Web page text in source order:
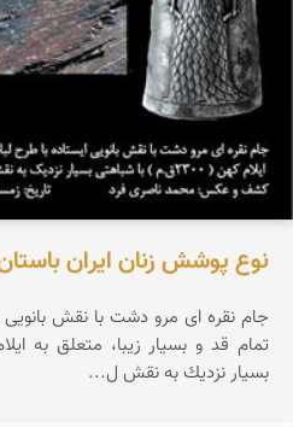
نوع پوشش زنان ایران
جام نقره ای مرو دشت با نقش بانویی
بسیار نزدیك به نقش ل...